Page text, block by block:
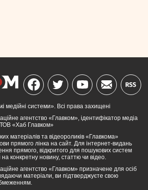
медійні системи». Всі права захищені
агентство «Главком», ідентифікатор медіа
«Хаб Главком»
матеріалів та відеороликів «Главкома»
прямого лінка на сайт. Для інтернет-видань
прямого, відкритого для пошукових систем
конкретну новину, статтю чи відео.
агентство «Главком» призначене для осіб
матеріали, ви підтверджуєте свою